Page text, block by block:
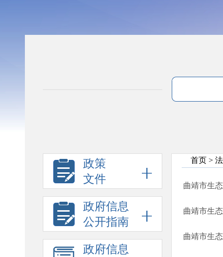
政策
文件
政府信息
公开指南
政府信息
首页 >
曲靖市生
曲靖市生
曲靖市生